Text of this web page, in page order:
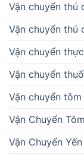
Vận chuyển thú
Vận chuyển thú
Vận chuyển
Vận chuyển
Vận chuyển
Vận Chuyển
Vận Chuyển